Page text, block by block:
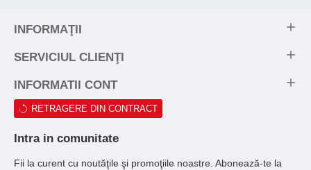
INFORMAŢII
SERVICIUL CLIENŢI
INFORMATII CONT
RETRAGERE DIN CONTRACT
Intra in comunitate
Fii la curent cu noutăţile şi promoţiile noastre. Abonează-te la